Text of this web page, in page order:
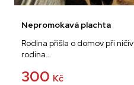
Nepromokavá plachta
300 Kč
Rodina přišla o domov při
rodina…